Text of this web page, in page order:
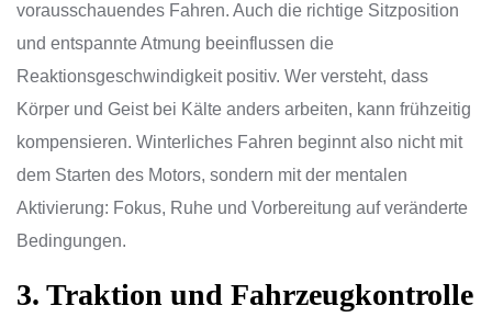
vorausschauendes Fahren. Auch die richtige Sitzposition
und entspannte Atmung beeinflussen die
Reaktionsgeschwindigkeit positiv. Wer versteht, dass
Körper und Geist bei Kälte anders arbeiten, kann frühzeitig
kompensieren. Winterliches Fahren beginnt also nicht mit
dem Starten des Motors, sondern mit der mentalen
Aktivierung: Fokus, Ruhe und Vorbereitung auf veränderte
Bedingungen.
3. Traktion und Fahrzeugkontrolle